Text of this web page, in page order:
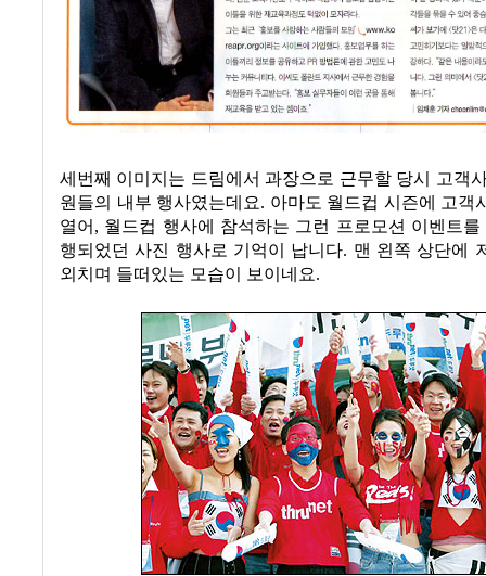
세번째 이미지는 드림에서 과장으로 근무할 당시 고객
원들의 내부 행사였는데요. 아마도 월드컵 시즌에 고객
열어 , 월드컵 행사에 참석하는 그런 프로모션 이벤트
행되었던 사진 행사로 기억이 납니다. 맨 왼쪽 상단에
외치며 들떠있는 모습이 보이네요.